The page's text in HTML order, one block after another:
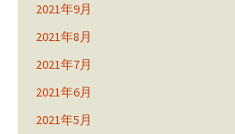
2021年9月
2021年8月
2021年7月
2021年6月
2021年5月